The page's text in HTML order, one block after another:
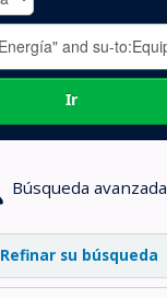
Ir
Búsqueda avanzada
Refinar su búsqueda